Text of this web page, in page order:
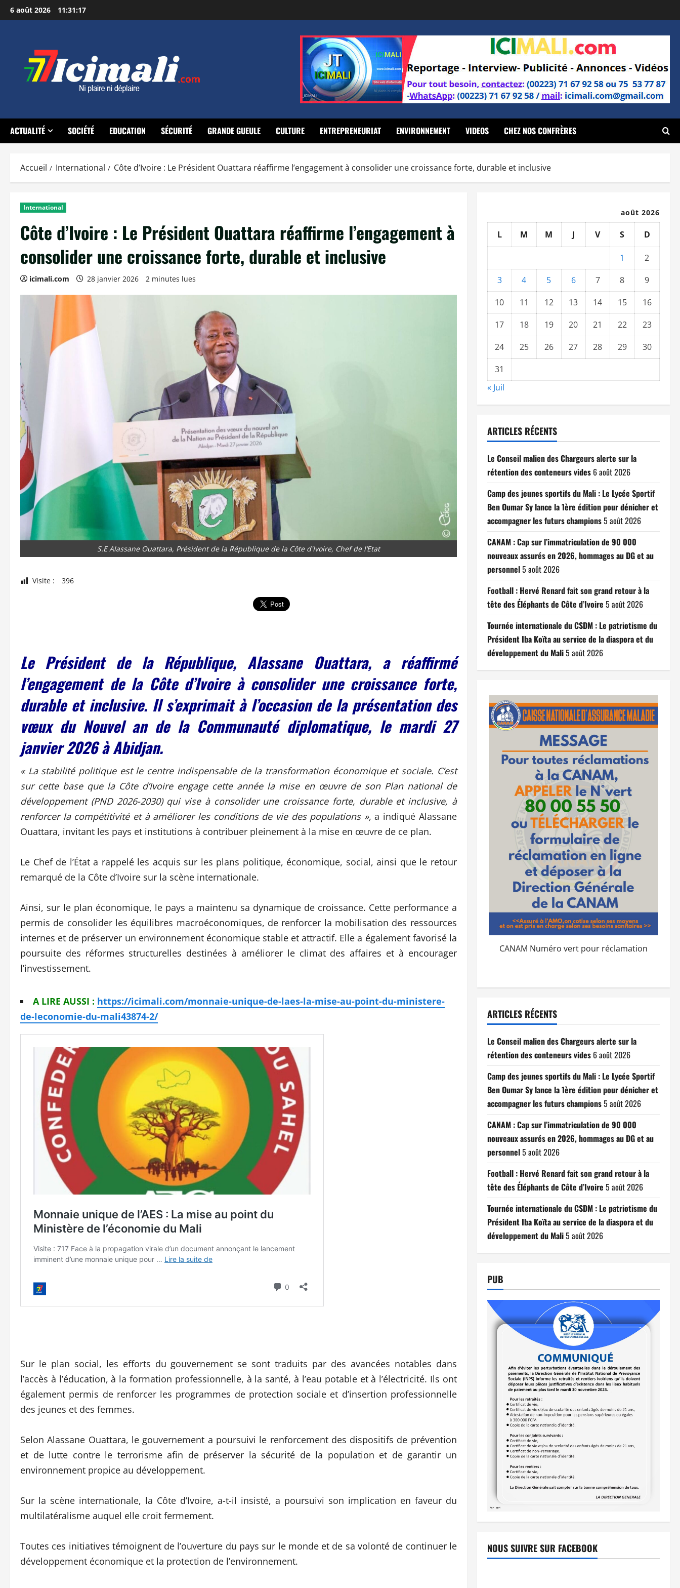
Aller
au
6 août 2026 11:31:19
ACTUALITÉ SOCIÉTÉ EDUCATION SÉCURITÉ GRANDE GUEULE CULTURE ENTREPRENEURIAT ENVIRONNEMENT VIDEOS CHEZ NOS CONFRÈRES
Accueil International Côte d’Ivoire : Le Président Ouattara réaffirme l’engagement à consolider une croissance forte, durable et inclusive
International
Côte d’Ivoire : Le Président Ouattara réaffirme l’engagement à
consolider une croissance forte, durable et inclusive
icimali.com 28 janvier 2026 2 minutes lues
S.E Alassane Ouattara, Président de la République de la Côte d'Ivoire, Chef de l’Etat
Visite : 396
Le Président de la République, Alassane Ouattara, a réaffirmé
l’engagement de la Côte d’Ivoire à consolider une croissance forte,
durable et inclusive. Il s’exprimait à l’occasion de la présentation des
vœux du Nouvel an de la Communauté diplomatique, le mardi 27
janvier 2026 à Abidjan.
« La stabilité politique est le centre indispensable de la transformation économique et sociale. C’est
sur cette base que la Côte d’Ivoire engage cette année la mise en œuvre de son Plan national de
développement (PND 2026-2030) qui vise à consolider une croissance forte, durable et inclusive, à
renforcer la compétitivité et à améliorer les conditions de vie des populations », a indiqué Alassane
Ouattara, invitant les pays et institutions à contribuer pleinement à la mise en œuvre de ce plan.
Le Chef de l’État a rappelé les acquis sur les plans politique, économique, social, ainsi que le retour
remarqué de la Côte d’Ivoire sur la scène internationale.
Ainsi, sur le plan économique, le pays a maintenu sa dynamique de croissance. Cette performance a
permis de consolider les équilibres macroéconomiques, de renforcer la mobilisation des ressources
internes et de préserver un environnement économique stable et attractif. Elle a également favorisé la
poursuite des réformes structurelles destinées à améliorer le climat des affaires et à encourager
l’investissement.
A LIRE AUSSI : https://icimali.com/monnaie-unique-de-laes-la-mise-au-point-du-ministere-
de-leconomie-du-mali43874-2/
Sur le plan social, les efforts du gouvernement se sont traduits par des avancées notables dans
l’accès à l’éducation, à la formation professionnelle, à la santé, à l’eau potable et à l’électricité. Ils ont
également permis de renforcer les programmes de protection sociale et d’insertion professionnelle
des jeunes et des femmes.
Selon Alassane Ouattara, le gouvernement a poursuivi le renforcement des dispositifs de prévention
et de lutte contre le terrorisme afin de préserver la sécurité de la population et de garantir un
environnement propice au développement.
Sur la scène internationale, la Côte d’Ivoire, a-t-il insisté, a poursuivi son implication en faveur du
multilatéralisme auquel elle croit fermement.
Toutes ces initiatives témoignent de l’ouverture du pays sur le monde et de sa volonté de continuer le
développement économique et la protection de l’environnement.
août 2026
L M M J V S D
1
2
3
4 5 6 7 8
9
10
11 12 13 14 15
16
17
18 19 20 21 22
23
24
25 26 27 28 29
30
31
« Juil
ARTICLES RÉCENTS
Le Conseil malien des Chargeurs alerte sur la
rétention des conteneurs vides 6 août 2026
Camp des jeunes sportifs du Mali : Le Lycée Sportif
Ben Oumar Sy lance la 1ère édition pour dénicher et
accompagner les futurs champions5 août 2026
CANAM : Cap sur l’immatriculation de 90 000
nouveaux assurés en 2026, hommages au DG et au
personnel5 août 2026
Football : Hervé Renard fait son grand retour à la
tête des Éléphants de Côte d’Ivoire 5 août 2026
Tournée internationale du CSDM : Le patriotisme du
Président Iba Koïta au service de la diaspora et du
développement du Mali5 août 2026
CANAM Numéro vert pour réclamation
ARTICLES RÉCENTS
Le Conseil malien des Chargeurs alerte sur la
rétention des conteneurs vides 6 août 2026
Camp des jeunes sportifs du Mali : Le Lycée Sportif
Ben Oumar Sy lance la 1ère édition pour dénicher et
accompagner les futurs champions5 août 2026
CANAM : Cap sur l’immatriculation de 90 000
nouveaux assurés en 2026, hommages au DG et au
personnel5 août 2026
Football : Hervé Renard fait son grand retour à la
tête des Éléphants de Côte d’Ivoire 5 août 2026
Tournée internationale du CSDM : Le patriotisme du
Président Iba Koïta au service de la diaspora et du
développement du Mali5 août 2026
PUB
NOUS SUIVRE SUR FACEBOOK